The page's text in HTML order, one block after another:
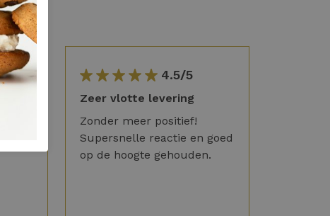
4.5/5
Zeer vlotte levering
Zonder meer positief!
Supersnelle reactie en goed
op de hoogte gehouden.